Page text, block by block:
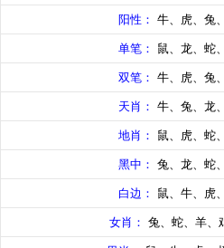
阳性： 牛、虎、兔
单笔： 鼠、龙、蛇
双笔： 牛、虎、兔
天肖： 牛、兔、龙
地肖： 鼠、虎、蛇
黑中： 兔、龙、蛇
白边： 鼠、牛、虎
女肖： 兔、蛇、羊、